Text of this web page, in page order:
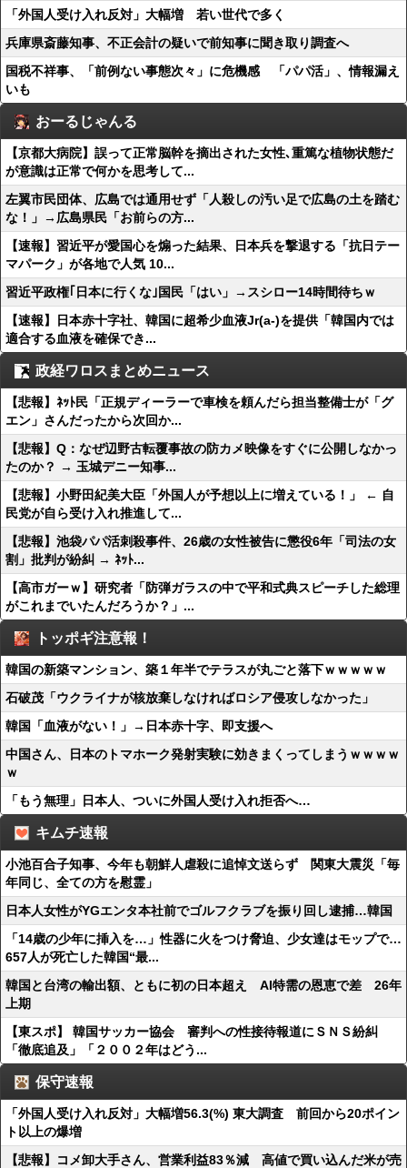
「外国人受け入れ反対」大幅増 若い世代で多く
兵庫県斎藤知事、不正会計の疑いで前知事に聞き取り調査へ
国税不祥事、「前例ない事態次々」に危機感 「パパ活」、情報漏え
いも
おーるじゃんる
【京都大病院】誤って正常脳幹を摘出された女性､重篤な植物状態だ
が意識は正常で何かを思考して...
左翼市民団体、広島では通用せず「人殺しの汚い足で広島の土を踏む
な！」→広島県民「お前らの方...
【速報】習近平が愛国心を煽った結果、日本兵を撃退する「抗日テー
マパーク」が各地で人気 10...
習近平政権｢日本に行くな｣国民「はい」→スシロー14時間待ちｗ
【速報】日本赤十字社、韓国に超希少血液Jr(a-)を提供「韓国内では
適合する血液を確保でき...
政経ワロスまとめニュース
【悲報】ﾈｯﾄ民「正規ディーラーで車検を頼んだら担当整備士が「グ
エン」さんだったから次回か...
【悲報】Q：なぜ辺野古転覆事故の防カメ映像をすぐに公開しなかっ
たのか？ → 玉城デニー知事...
【悲報】小野田紀美大臣「外国人が予想以上に増えている！」 ← 自
民党が自ら受け入れ推進して...
【悲報】池袋パパ活刺殺事件、26歳の女性被告に懲役6年「司法の女
割」批判が紛糾 → ﾈｯﾄ...
【高市ガーｗ】研究者「防弾ガラスの中で平和式典スピーチした総理
がこれまでいたんだろうか？」...
トッポギ注意報！
韓国の新築マンション、築１年半でテラスが丸ごと落下ｗｗｗｗｗ
石破茂「ウクライナが核放棄しなければロシア侵攻しなかった」
韓国「血液がない！」→日本赤十字、即支援へ
中国さん、日本のトマホーク発射実験に効きまくってしまうｗｗｗｗ
ｗ
「もう無理」日本人、ついに外国人受け入れ拒否へ…
キムチ速報
小池百合子知事、今年も朝鮮人虐殺に追悼文送らず 関東大震災「毎
年同じ、全ての方を慰霊」
日本人女性がYGエンタ本社前でゴルフクラブを振り回し逮捕…韓国
「14歳の少年に挿入を…」性器に火をつけ脅迫、少女達はモップで…
657人が死亡した韓国“最...
韓国と台湾の輸出額、ともに初の日本超え AI特需の恩恵で差 26年
上期
【東スポ】 韓国サッカー協会 審判への性接待報道にＳＮＳ紛糾
「徹底追及」「２００２年はどう...
保守速報
「外国人受け入れ反対」大幅増56.3(%) 東大調査 前回から20ポイン
ト以上の爆増
【悲報】コメ卸大手さん、営業利益83％減 高値で買い込んだ米が売